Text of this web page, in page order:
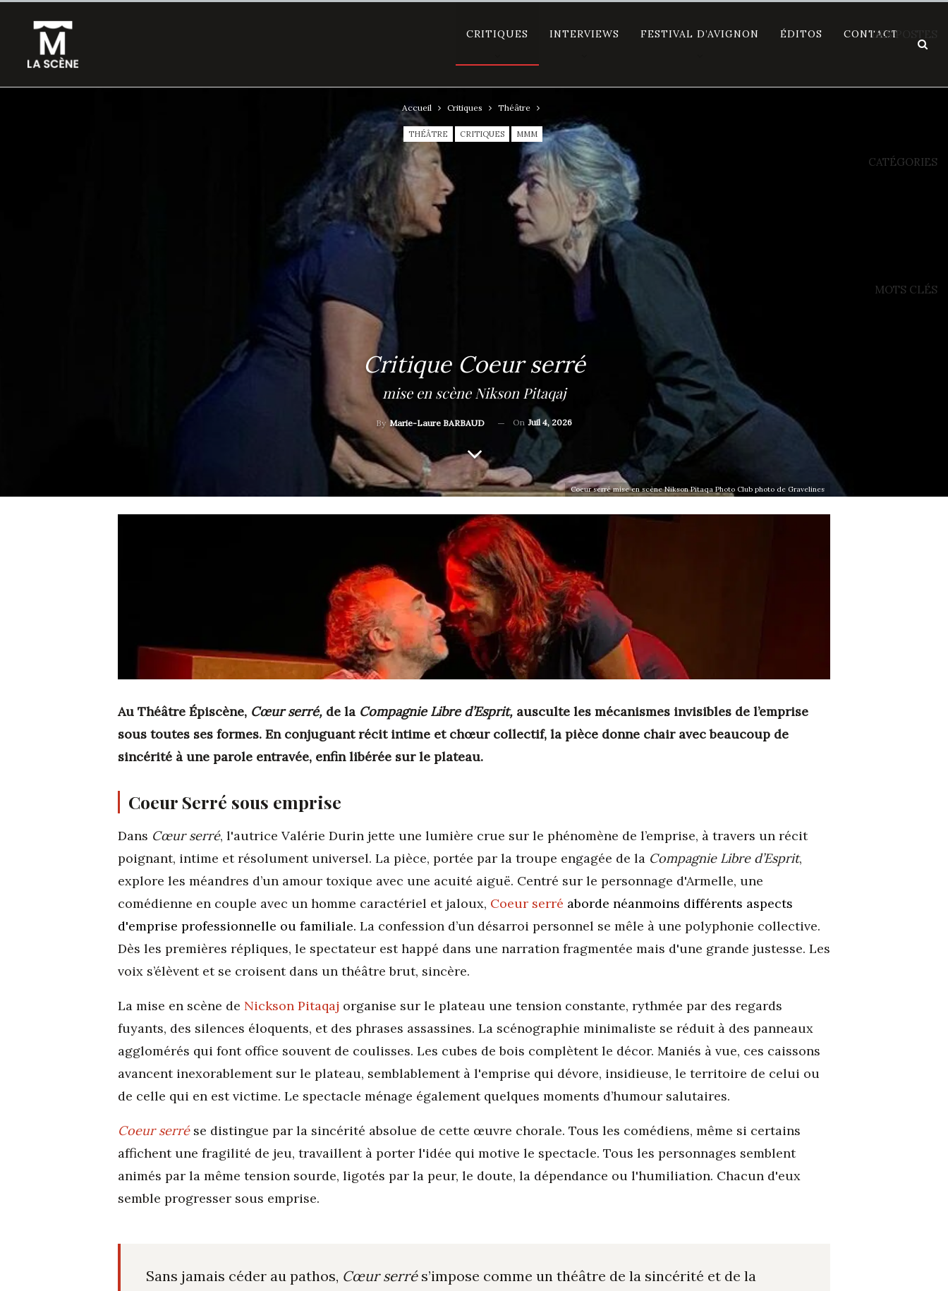
DES POSTES
CATÉGORIES
MOTS CLÉS
CRITIQUES INTERVIEWS FESTIVAL D’AVIGNON ÉDITOS CONTACT
Accueil Critiques Théâtre
THÉÂTRE CRITIQUES MMM
Critique Coeur serré
mise en scène Nikson Pitaqaj
By Marie-Laure BARBAUD On Juil 4, 2026
Coeur serré mise en scène Nikson Pitaqa Photo Club photo de Gravelines
Au Théâtre Épiscène, Cœur serré, de la Compagnie Libre d’Esprit, ausculte les mécanismes invisibles de l’emprise
sous toutes ses formes. En conjuguant récit intime et chœur collectif, la pièce donne chair avec beaucoup de
sincérité à une parole entravée, enfin libérée sur le plateau.
Coeur Serré sous emprise
Dans Cœur serré, l'autrice Valérie Durin jette une lumière crue sur le phénomène de l’emprise, à travers un récit
poignant, intime et résolument universel. La pièce, portée par la troupe engagée de la Compagnie Libre d’Esprit,
explore les méandres d’un amour toxique avec une acuité aiguë. Centré sur le personnage d'Armelle, une
comédienne en couple avec un homme caractériel et jaloux, Coeur serré aborde néanmoins différents aspects
d'emprise professionnelle ou familiale. La confession d’un désarroi personnel se mêle à une polyphonie collective.
Dès les premières répliques, le spectateur est happé dans une narration fragmentée mais d'une grande justesse. Les
voix s’élèvent et se croisent dans un théâtre brut, sincère.
La mise en scène de Nickson Pitaqaj organise sur le plateau une tension constante, rythmée par des regards
fuyants, des silences éloquents, et des phrases assassines. La scénographie minimaliste se réduit à des panneaux
agglomérés qui font office souvent de coulisses. Les cubes de bois complètent le décor. Maniés à vue, ces caissons
avancent inexorablement sur le plateau, semblablement à l'emprise qui dévore, insidieuse, le territoire de celui ou
de celle qui en est victime. Le spectacle ménage également quelques moments d’humour salutaires.
Coeur serrése distingue par la sincérité absolue de cette œuvre chorale. Tous les comédiens, même si certains
affichent une fragilité de jeu, travaillent à porter l'idée qui motive le spectacle. Tous les personnages semblent
animés par la même tension sourde, ligotés par la peur, le doute, la dépendance ou l'humiliation. Chacun d'eux
semble progresser sous emprise.
Sans jamais céder au pathos, Cœur serrés’impose comme un théâtre de la sincérité et de la